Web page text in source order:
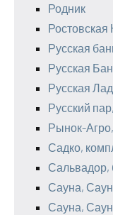
Родник
Русская
Русская
Русская
Русский
Рынок-
Садко,
Сальвадор,
Сауна,
Сауна,